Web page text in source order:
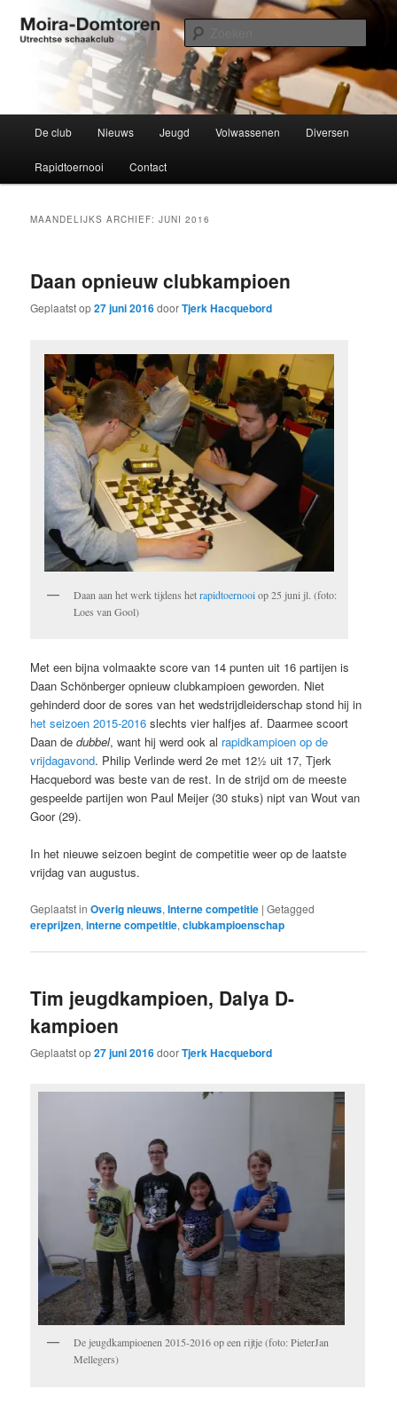
naar
naar
Moira-Domtoren
Utrechtse schaakclub opgericht 1934
De club Nieuws Jeugd Volwassenen Diversen
Rapidtoernooi Contact
MAANDELIJKS ARCHIEF:JUNI 2016
Daan opnieuw clubkampioen
Geplaatst op27 juni 2016doorTjerk Hacquebord
Daan aan het werk tijdens hetrapidtoernooiop 25 juni jl. (foto:
Loes van Gool)
Met een bijna volmaakte score van 14 punten uit 16 partijen is
Daan Schönberger opnieuw clubkampioen geworden. Niet
gehinderd door de sores van het wedstrijdleiderschap stond hij in
het seizoen 2015-2016 slechts vier halfjes af. Daarmee scoort
Daan dedubbel, want hij werd ook al rapidkampioen op de
vrijdagavond. Philip Verlinde werd 2e met 12½ uit 17, Tjerk
Hacquebord was beste van de rest. In de strijd om de meeste
gespeelde partijen won Paul Meijer (30 stuks) nipt van Wout van
Goor (29).
In het nieuwe seizoen begint de competitie weer op de laatste
vrijdag van augustus.
Geplaatst in Overig nieuws,Interne competitie |Getagged
ereprijzen,interne competitie,clubkampioenschap
Tim jeugdkampioen, Dalya D-
kampioen
Geplaatst op27 juni 2016doorTjerk Hacquebord
De jeugdkampioenen 2015-2016 op een rijtje (foto: PieterJan
Mellegers)